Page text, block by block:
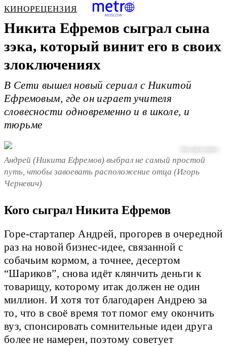
КИНОРЕЦЕНЗИЯ
Никита Ефремов сыграл сына
зэка, который винит его в своих
злоключениях
В Сети вышел новый сериал с Никитой
Ефремовым, где он играет учителя
словесности одновременно и в школе, и
тюрьме
Start, кадр из сериала
Андрей (Никита Ефремов) выбрал не самый простой
путь, чтобы завоевать расположение отца (Игорь
Черневич)
Кого сыграл Никита Ефремов
Горе-стартапер Андрей, прогорев в очередной
раз на новой бизнес-идее, связанной с
собачьим кормом, а точнее, десертом
“Шариков”, снова идёт клянчить деньги к
товарищу, которому итак должен не один
миллион. И хотя тот благодарен Андрею за
то, что в своё время тот помог ему окончить
вуз, спонсировать сомнительные идеи друга
более не намерен, поэтому советует